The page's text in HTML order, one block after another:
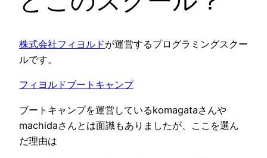
株式会社フィヨルドが運営するプログラミングスクー
ルです。
フィヨルドブートキャンプ
ブートキャンプを運営しているkomagataさんや
machidaさんとは面識もありましたが、ここを選ん
だ理由は